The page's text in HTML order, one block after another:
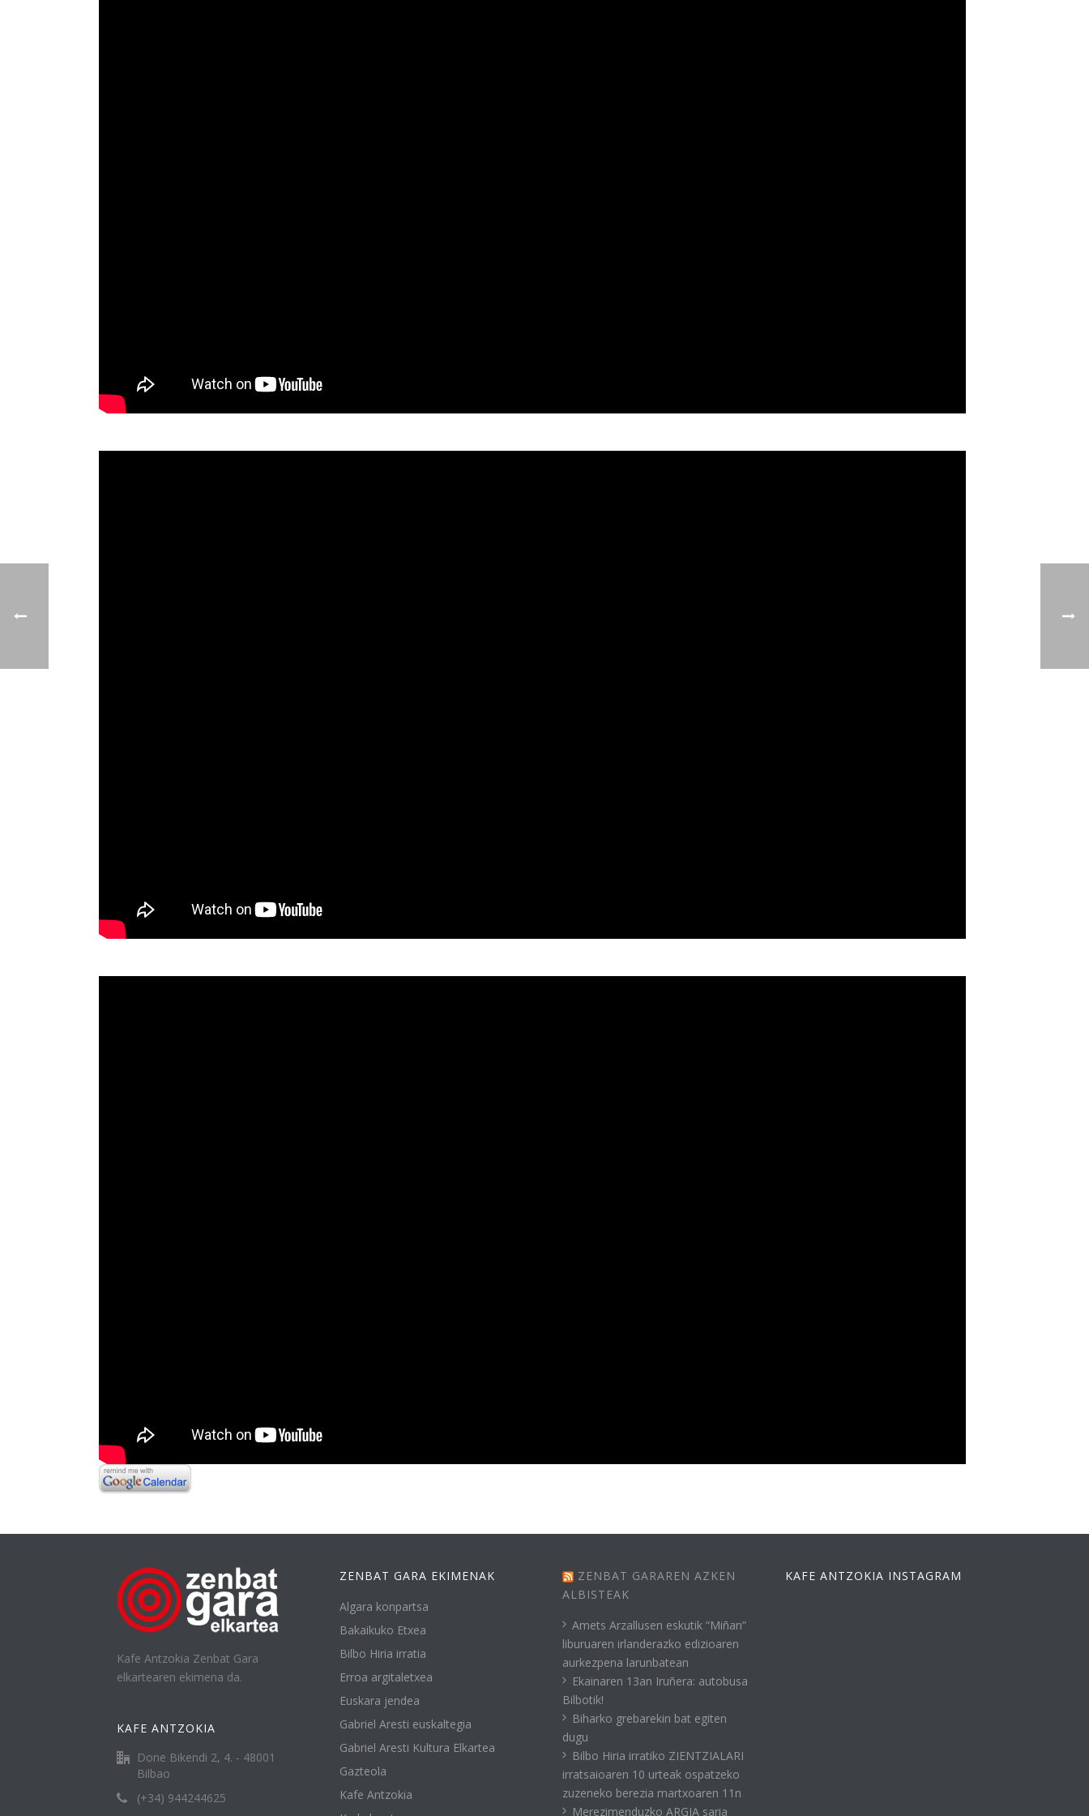
Kafe Antzokia Zenbat Gara
elkartearen ekimena da.
KAFE ANTZOKIA
Done Bikendi 2, 4. - 48001
Bilbao
(+34) 944244625
ZENBAT GARA EKIMENAK
Algara konpartsa
Bakaikuko Etxea
Bilbo Hiria irratia
Erroa argitaletxea
Euskara jendea
Gabriel Aresti euskaltegia
Gabriel Aresti Kultura Elkartea
Gazteola
Kafe Antzokia
ZENBAT GARAREN AZKEN
ALBISTEAK
Amets Arzallusen eskutik “Miñan”
liburuaren irlanderazko edizioaren
aurkezpena larunbatean
Ekainaren 13an Iruñera: autobusa
Bilbotik!
Biharko grebarekin bat egiten
dugu
Bilbo Hiria irratiko ZIENTZIALARI
irratsaioaren 10 urteak ospatzeko
zuzeneko berezia martxoaren 11n
Merezimenduzko ARGIA saria
KAFE ANTZOKIA INSTAGRAM